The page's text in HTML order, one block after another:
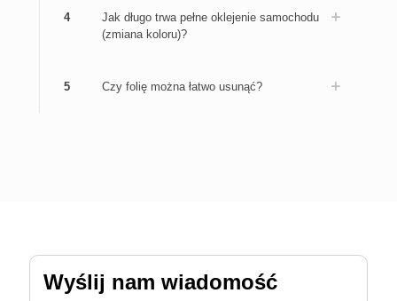
4
Jak długo trwa pełne oklejenie samochodu
(zmiana koloru)?
5 Czy folię można łatwo usunąć?
Wyślij nam wiadomość